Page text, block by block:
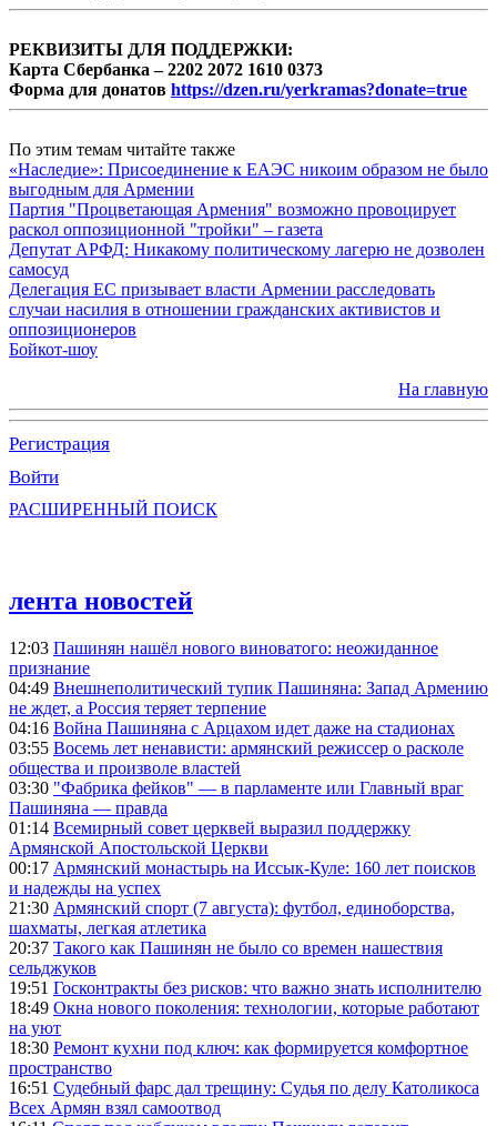
РЕКВИЗИТЫ ДЛЯ ПОДДЕРЖКИ:
Карта Сбербанка – 2202 2072 1610 0373
Форма для донатов https://dzen.ru/yerkramas?donate=true
По этим темам читайте также
«Наследие»: Присоединение к ЕАЭС никоим образом не было
выгодным для Армении
Партия "Процветающая Армения" возможно провоцирует
раскол оппозиционной "тройки" – газета
Депутат АРФД: Никакому политическому лагерю не дозволен
самосуд
Делегация ЕС призывает власти Армении расследовать
случаи насилия в отношении гражданских активистов и
оппозиционеров
Бойкот-шоу
На главную
Регистрация
Войти
РАСШИРЕННЫЙ ПОИСК
лента новостей
12:03 Пашинян нашёл нового виноватого: неожиданное
признание
04:49 Внешнеполитический тупик Пашиняна: Запад Армению
не ждет, а Россия теряет терпение
04:16 Война Пашиняна с Арцахом идет даже на стадионах
03:55 Восемь лет ненависти: армянский режиссер о расколе
общества и произволе властей
03:30 "Фабрика фейков" — в парламенте или Главный враг
Пашиняна — правда
01:14 Всемирный совет церквей выразил поддержку
Армянской Апостольской Церкви
00:17 Армянский монастырь на Иссык-Куле: 160 лет поисков
и надежды на успех
21:30 Армянский спорт (7 августа): футбол, единоборства,
шахматы, легкая атлетика
20:37 Такого как Пашинян не было со времен нашествия
сельджуков
19:51 Госконтракты без рисков: что важно знать исполнителю
18:49 Окна нового поколения: технологии, которые работают
на уют
18:30 Ремонт кухни под ключ: как формируется комфортное
пространство
16:51 Судебный фарс дал трещину: Судья по делу Католикоса
Всех Армян взял самоотвод